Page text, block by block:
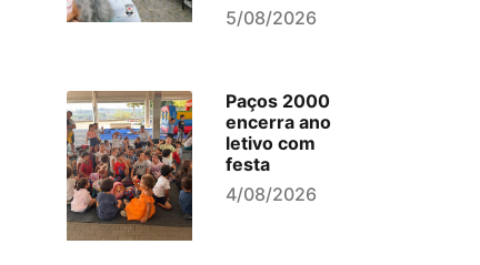
5/08/2026
Paços 2000
encerra ano
letivo com
festa
4/08/2026